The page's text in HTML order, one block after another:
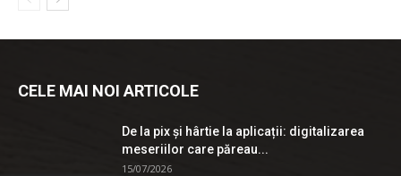
CELE MAI NOI ARTICOLE
De la pix şi hârtie la aplicații: digitalizarea
meseriilor care păreau...
15/07/2026